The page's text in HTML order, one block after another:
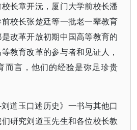
长章开沅，厦门大学前校长潘
校长张楚廷等一批老一辈教育
改革开放初期中国高等教育的
教育改革的参与者和见证人，
而言，他们的经验是弥足珍贵
道玉口述历史》一书与其他口
研究刘道玉先生和各位校长教